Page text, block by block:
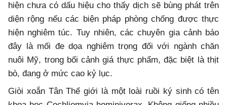
hiện chưa có dấu hiệu cho thấy dịch sẽ bùng phát trên
diện rộng nếu các biện pháp phòng chống được thực
hiện nghiêm túc. Tuy nhiên, các chuyên gia cảnh báo
đây là mối đe dọa nghiêm trọng đối với ngành chăn
nuôi Mỹ, trong bối cảnh giá thực phẩm, đặc biệt là thịt
bò, đang ở mức cao kỷ lục.
Giòi xoắn Tân Thế giới là một loài ruồi ký sinh có tên